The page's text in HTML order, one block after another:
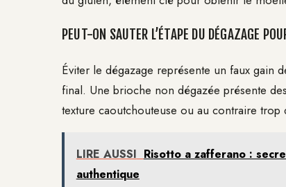
PEUT-ON SAUTER L’ÉTAPE DU DÉGAZAGE
Éviter le dégazage représente un faux gain
final. Une brioche non dégazée présente des
texture caoutchouteuse ou au contraire
LIRE AUSSI Risotto a zafferano :
authentique